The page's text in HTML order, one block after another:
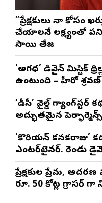
”ప్రేక్షకులు నా కోసం
చేయాలనే లక్ష్యంతో పని
సాయి తేజ
‘అగధ’ డివైన్ మిస్టిక్
ఉంటుంది – హీరో శ్రవణ్
‘డీసీ’ వైల్డ్ గ్యాంగ్‌స్టర్
అద్భుతమైన
మాథేశ్వరన్
‘కొరియన్ కనకరాజు’
ఎంటర్‌టైనర్. రెండు
చాలా సంతృప్తినిచ్చింది
ప్రేక్షకుల ప్రేమ,
రూ. 50 కోట్ల గ్రాసర్ గా
ప్రొడ్యూసర్ సాయి